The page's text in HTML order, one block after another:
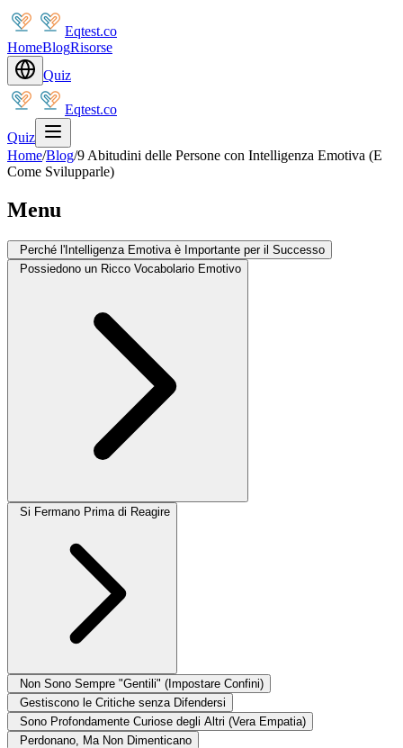
Eqtest.co
HomeBlogRisorse
Quiz
Eqtest.co
Quiz
Home/Blog/9 Abitudini delle Persone con Intelligenza Emotiva (E
Come Svilupparle)
Menu
Perché l'Intelligenza Emotiva è Importante per il Successo
Possiedono un Ricco Vocabolario Emotivo
Si Fermano Prima di Reagire
Non Sono Sempre "Gentili" (Impostare Confini)
Gestiscono le Critiche senza Difendersi
Sono Profondamente Curiose degli Altri (Vera Empatia)
Perdonano, Ma Non Dimenticano